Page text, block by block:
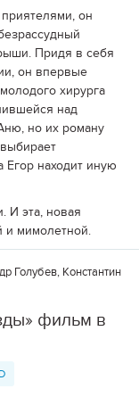
он
Придя в себя
он впервые
хирурга
над
но их роману
Егор находит иную
И эта, новая
и мимолетной.
Голубев, Константин
фильм в